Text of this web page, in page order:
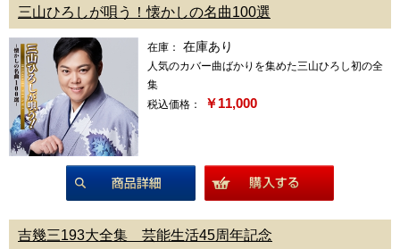
三山ひろしが唄う！懐かしの名曲100選
在庫： 在庫あり
人気のカバー曲ばかりを集めた三山ひろし初の全
集
税込価格：
￥11,000
吉幾三193大全集 芸能生活45周年記念